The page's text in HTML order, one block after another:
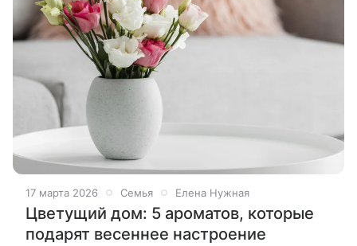
17 марта 2026 Семья Елена Нужная
Цветущий дом: 5 ароматов, которые
подарят весеннее настроение